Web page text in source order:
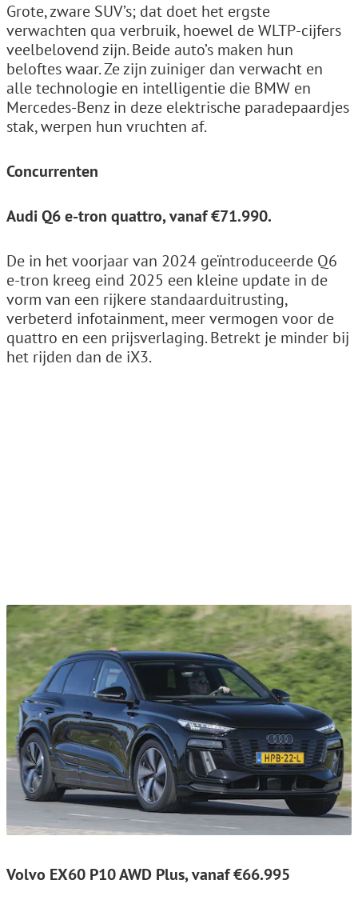
Grote, zware SUV’s; dat doet het ergste
verwachten qua verbruik, hoewel de WLTP-cijfers
veelbelovend zijn. Beide auto’s maken hun
beloftes waar. Ze zijn zuiniger dan verwacht en
alle technologie en intelligentie die BMW en
Mercedes-Benz in deze elektrische paradepaardjes
stak, werpen hun vruchten af.
Concurrenten
Audi Q6 e-tron quattro, vanaf €71.990.
De in het voorjaar van 2024 geïntroduceerde Q6
e-tron kreeg eind 2025 een kleine update in de
vorm van een rijkere standaarduitrusting,
verbeterd infotainment, meer vermogen voor de
quattro en een prijsverlaging. Betrekt je minder bij
het rijden dan de iX3.
Volvo EX60 P10 AWD Plus, vanaf €66.995